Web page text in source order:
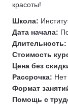
Медицинский
Коррекция
Коррекция
Медицинский
Эпиляция
Депиляция
красоты!
Школа:
Дата начала:
Длительность:
Стоимость
Цена без
Рассрочка: Нет
Формат
Помощь с